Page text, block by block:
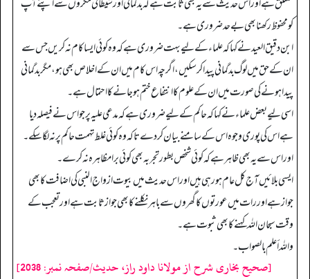
کو محفوظ رکھنا بھی بے حد ضروری ہے۔
ابن دقیق العید نے کہا کہ علماءکے لیے بہت ضروری ہے کہ وہ کوئی ایسا کام نہ کریں جس سے
ان کے حق میں لوگ بدگمانی پیدا کرسکیں، اگرچہ اس کام میں ان کے اخلاص بھی ہو، مگر بدگمانی
پیدا ہونے کی صورت میں ان کے علوم کا انتفاع ختم ہوجانے کا احتمال ہے۔
اسی لیے بعض علماءنے کہا کہ حاکم کے لیے ضروری ہے کہ مدعی علیہ پر جو اس نے فیصلہ دیا
ہے اس کی پوری وجوہ اس کے سامنے بیان کردے تاکہ وہ کوئی غلط تہمت حاکم پر نہ لگا سکے۔
اور اس سے یہ بھی ظاہر ہے کہ کوئی شخص بطور تجربہ بھی کوئی برامظاہرہ نہ کرے۔
ایسی بلائیں آج کل عام ہو رہی ہیں اور اس حدیث میں بیوت ازواج النبی کی اضافت کا بھی
جواز ہے اور رات میں عورتوں کا گھروں سے باہر نکلنے کا بھی جواز ثابت ہے اور تعجب کے
وقت سبحان اللہ کہنے کا بھی ثبوت ہے۔
واللہ أعلم بالصواب۔
[صحیح بخاری شرح از مولانا داود راز، حدیث/صفحہ نمبر: 2038]